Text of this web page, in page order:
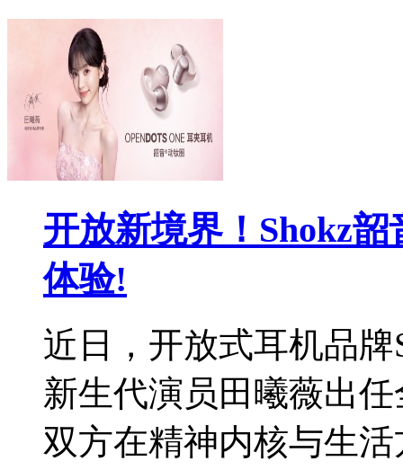
开放新境界！Shokz
体验!
近日，开放式耳机品
新生代演员田曦薇出
双方在精神内核与生